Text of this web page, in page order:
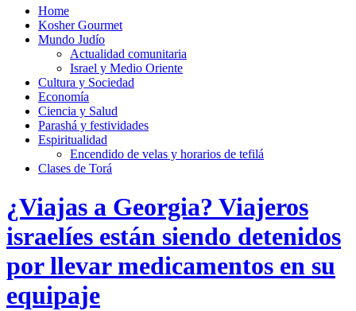
Home
Kosher Gourmet
Mundo Judío
Actualidad comunitaria
Israel y Medio Oriente
Cultura y Sociedad
Economía
Ciencia y Salud
Parashá y festividades
Espiritualidad
Encendido de velas y horarios de tefilá
Clases de Torá
¿Viajas a Georgia? Viajeros
israelíes están siendo detenidos
por llevar medicamentos en su
equipaje